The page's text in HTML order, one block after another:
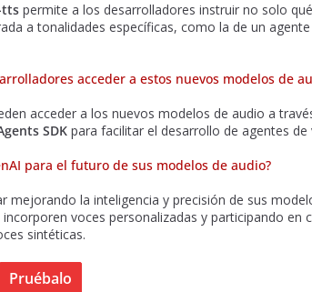
tts permite a los desarrolladores instruir no solo
a tonalidades específicas, como la de un
acceder a estos nuevos modelos de
acceder a los nuevos modelos de audio a
SDK para facilitar el desarrollo de agentes de
para el futuro de sus modelos de audio?
mejorando la inteligencia y precisión de sus
voces personalizadas y participando en
sintéticas.​
Pruébalo